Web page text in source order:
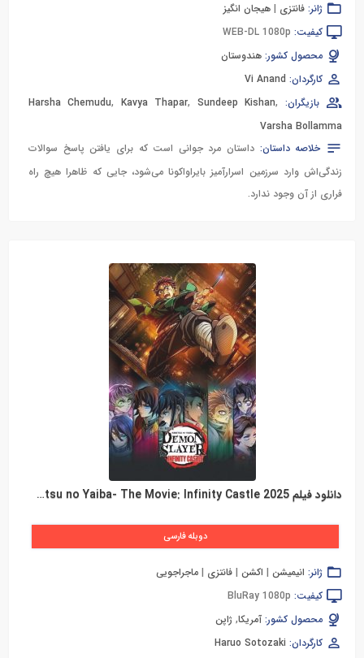
ژانر: فانتزی | هیجان انگیز
کیفیت: WEB-DL 1080p
محصول کشور: هندوستان
کارگردان: Vi Anand
بازیگران:
Harsha Chemudu, Kavya Thapar, Sundeep Kishan,
Varsha Bollamma
خلاصه داستان: داستان مرد جوانی است که برای یافتن پاسخ سوالات
زندگی‌اش وارد سرزمین اسرارآمیز بایراواکونا می‌شود، جایی که ظاهرا هیچ راه
فراری از آن وجود ندارد.
دانلود فیلم Demon Slayer -Kimetsu no Yaiba- The Movie: Infinity Castle 2025
دوبله فارسی
ژانر: انیمیشن | اکشن | فانتزی | ماجراجویی
کیفیت: BluRay 1080p
محصول کشور: آمریکا, ژاپن
کارگردان: Haruo Sotozaki